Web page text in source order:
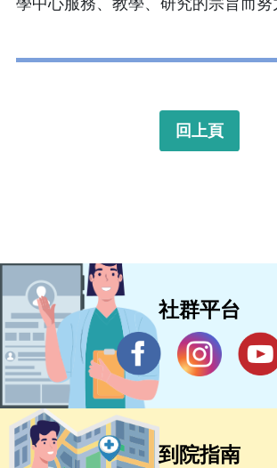
學中心服務、教學、研究的宗旨而努
回上頁
社群平台
到院指南